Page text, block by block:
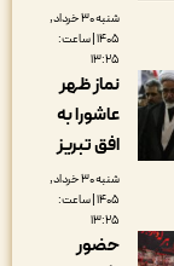
شنبه ۳۰ خرداد,
۱۴۰۵ | ساعت:
نماز ظهر
عاشورا به
افق تبریز
شنبه ۳۰ خرداد,
۱۴۰۵ | ساعت:
حضور